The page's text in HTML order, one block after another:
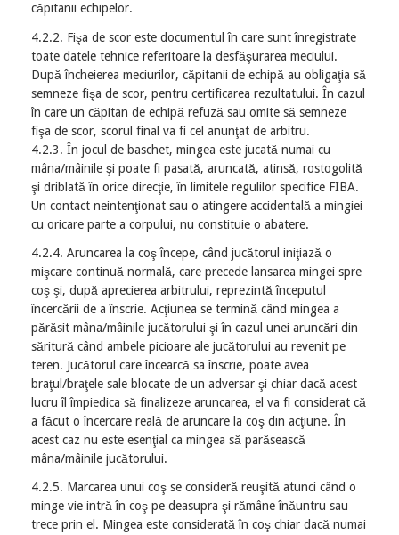
căpitanii echipelor.
4.2.2. Fişa de scor este documentul în care sunt înregistrate
toate datele tehnice referitoare la desfăşurarea meciului.
După încheierea meciurilor, căpitanii de echipă au obligaţia să
semneze fişa de scor, pentru certificarea rezultatului. În cazul
în care un căpitan de echipă refuză sau omite să semneze
fişa de scor, scorul final va fi cel anunţat de arbitru.
4.2.3. În jocul de baschet, mingea este jucată numai cu
mâna/mâinile şi poate fi pasată, aruncată, atinsă, rostogolită
şi driblată în orice direcţie, în limitele regulilor specifice FIBA.
Un contact neintenţionat sau o atingere accidentală a mingiei
cu oricare parte a corpului, nu constituie o abatere.
4.2.4. Aruncarea la coş începe, când jucătorul iniţiază o
mişcare continuă normală, care precede lansarea mingei spre
coş şi, după aprecierea arbitrului, reprezintă începutul
încercării de a înscrie. Acţiunea se termină când mingea a
părăsit mâna/mâinile jucătorului şi în cazul unei aruncări din
săritură când ambele picioare ale jucătorului au revenit pe
teren. Jucătorul care încearcă sa înscrie, poate avea
braţul/braţele sale blocate de un adversar şi chiar dacă acest
lucru îl împiedica să finalizeze aruncarea, el va fi considerat că
a făcut o încercare reală de aruncare la coş din acţiune. În
acest caz nu este esenţial ca mingea să parăsească
mâna/mâinile jucătorului.
4.2.5. Marcarea unui coş se consideră reuşită atunci când o
minge vie intră în coş pe deasupra şi rămâne înăuntru sau
trece prin el. Mingea este considerată în coş chiar dacă numai